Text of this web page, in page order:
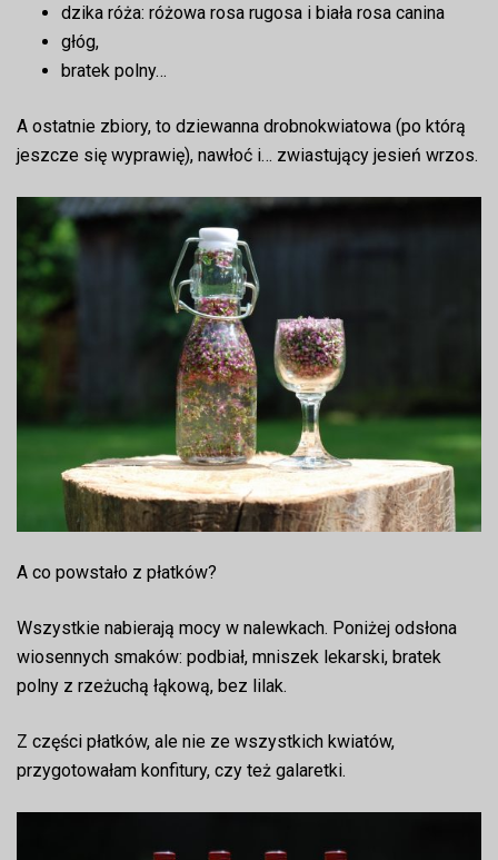
dzika róża: różowa rosa rugosa i biała rosa canina
głóg,
bratek polny…
A ostatnie zbiory, to dziewanna drobnokwiatowa (po którą
jeszcze się wyprawię), nawłoć i… zwiastujący jesień wrzos.
A co powstało z płatków?
Wszystkie nabierają mocy w nalewkach. Poniżej odsłona
wiosennych smaków: podbiał, mniszek lekarski, bratek
polny z rzeżuchą łąkową, bez lilak.
Z części płatków, ale nie ze wszystkich kwiatów,
przygotowałam konfitury, czy też galaretki.